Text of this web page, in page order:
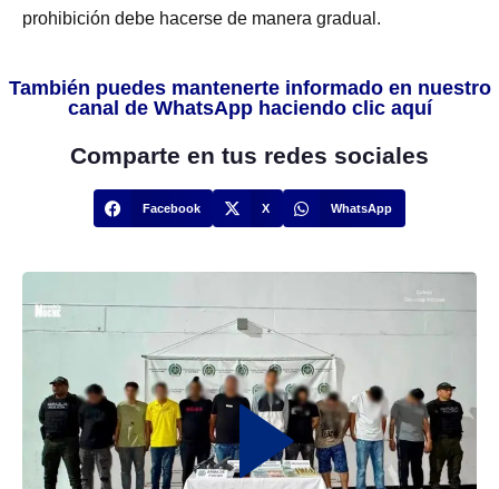
prohibición debe hacerse de manera gradual.
También puedes mantenerte informado en nuestro
canal de WhatsApp haciendo clic aquí
Comparte en tus redes sociales
Facebook X WhatsApp